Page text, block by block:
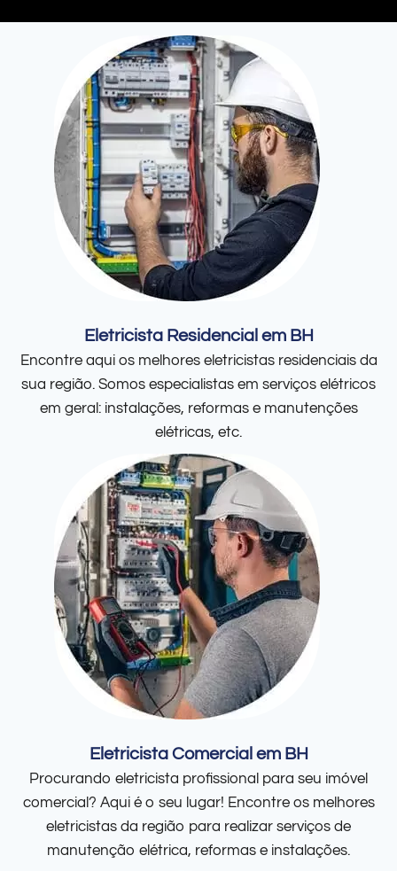
Eletricista Residencial em BH
Encontre aqui os melhores eletricistas residenciais da
sua região. Somos especialistas em serviços elétricos
em geral: instalações, reformas e manutenções
elétricas, etc.
Eletricista Comercial em BH
Procurando eletricista profissional para seu imóvel
comercial? Aqui é o seu lugar! Encontre os melhores
eletricistas da região para realizar serviços de
manutenção elétrica, reformas e instalações.